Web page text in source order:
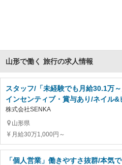
山形で働く 旅行の求人情報
スタッフ/「未経験でも月給30.1万
インセンティブ・賞与あり/ネイル
株式会社SENKA
山形県
月給30万1,000円～
「個人営業」働きやすさ抜群/本気